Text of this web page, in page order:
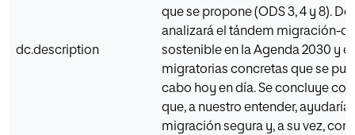
dc.description
que se propone (ODS 3, 4 y 8).
analizará el tándem migración-
sostenible en la Agenda 2030 y
migratorias concretas que se
cabo hoy en día. Se concluye
que, a nuestro entender,
migración segura y, a su vez,